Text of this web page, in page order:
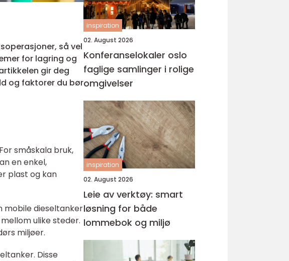
så vel
for lagring og
gir deg
og faktorer du bør
småskala bruk,
en enkel,
plast og kan
mobile dieseltanker
ulike steder.
miljøer.
Disse
inspiration
02. August 2026
Konferanselokaler oslo
faglige samlinger i rolige
omgivelser
inspiration
02. August 2026
Leie av verktøy: smart
løsning for både
lommebok og miljø